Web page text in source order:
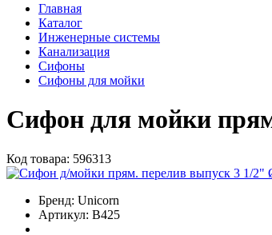
Главная
Каталог
Инженерные системы
Канализация
Сифоны
Сифоны для мойки
Сифон для мойки
Код товара: 596313
Бренд: Unicorn
Артикул: B425